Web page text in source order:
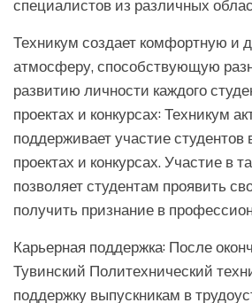
специалистов из различных
Техникум создает комфортную и
атмосферу, способствующую
развитию личности каждого
проектах и конкурсах: Техникум
поддерживает участие студентов
проектах и конкурсах. Участие в
позволяет студентам проявить
получить признание в
Карьерная поддержка: После
Тувинский Политехнический
поддержку выпускникам в